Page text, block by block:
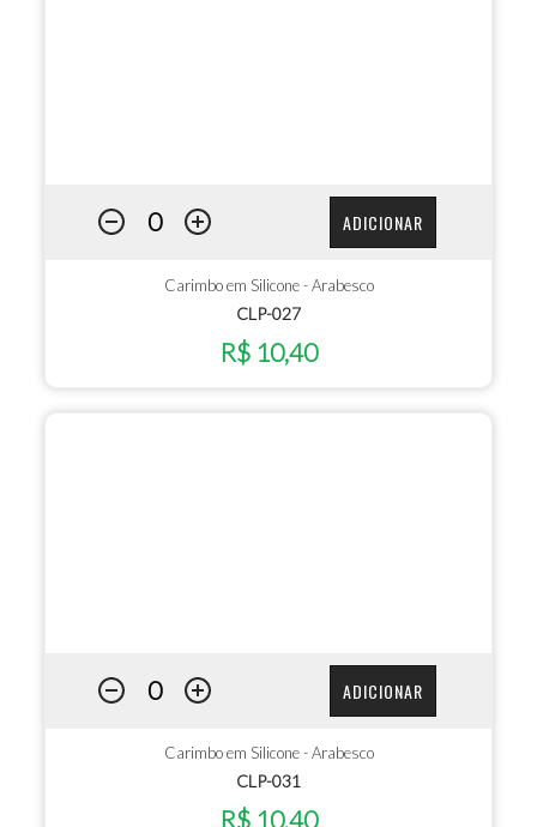
ADICIONAR
Carimbo em Silicone - Arabesco
CLP-027
R$ 10,40
ADICIONAR
Carimbo em Silicone - Arabesco
CLP-031
R$ 10,40